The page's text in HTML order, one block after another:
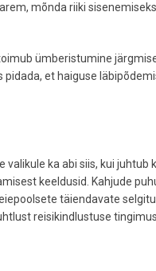
mõnda riiki
ümberistumine
pidada, et haiguse
ka abi siis, kui juhtub
keeldusid. Kahjude
täiendavate
reisikindlustuse